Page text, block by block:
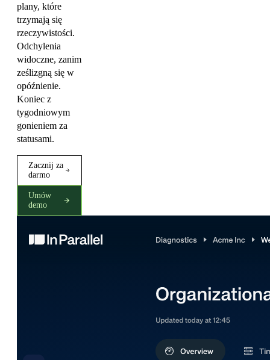
plany, które
trzymają się
rzeczywistości.
Odchylenia
widoczne, zanim
ześlizgną się w
opóźnienie.
Koniec z
tygodniowym
gonieniem za
statusami.
Zacznij za
darmo
Umów
demo